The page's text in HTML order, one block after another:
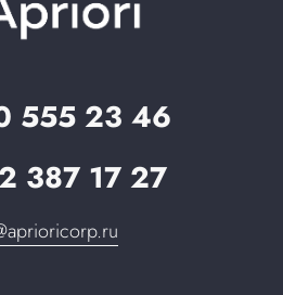
555 23 46
387 17 27